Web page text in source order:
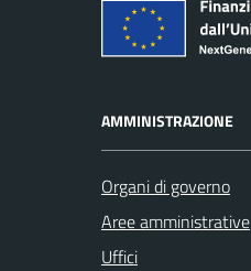
AMMINISTRAZIONE
Organi di governo
Aree amministrative
Uffici